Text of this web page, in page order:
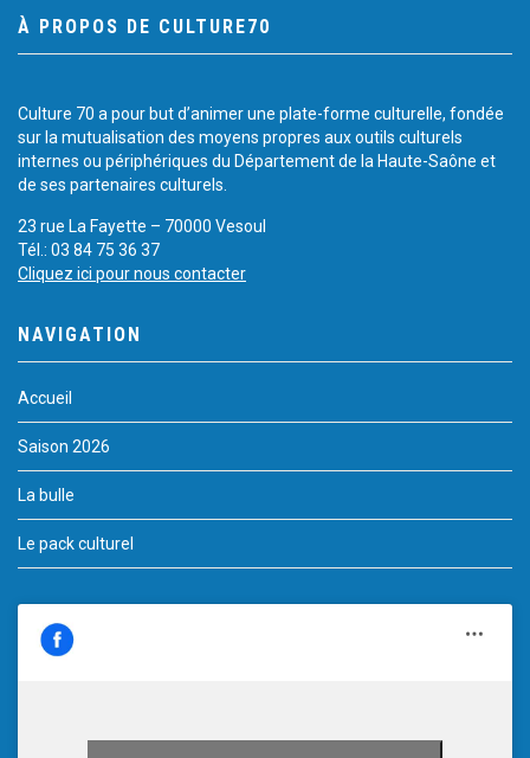
À PROPOS DE CULTURE70
Culture 70 a pour but d’animer une plate-forme culturelle, fondée
sur la mutualisation des moyens propres aux outils culturels
internes ou périphériques du Département de la Haute-Saône et
de ses partenaires culturels.
23 rue La Fayette – 70000 Vesoul
Tél.: 03 84 75 36 37
Cliquez ici pour nous contacter
NAVIGATION
Accueil
Saison 2026
La bulle
Le pack culturel